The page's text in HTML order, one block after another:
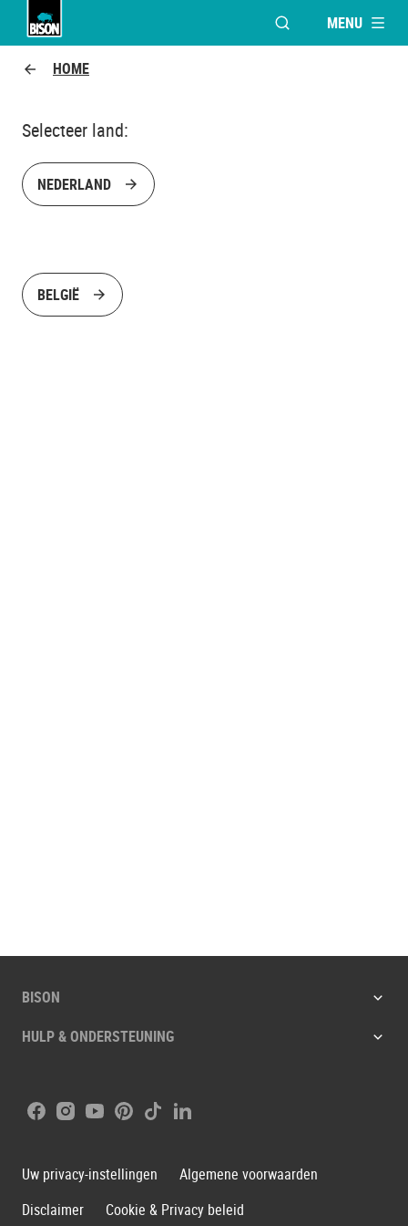
VENSTER OPENEN
MENU
HOME
Selecteer land:
NEDERLAND
BELGIË
BISON
HULP & ONDERSTEUNING
Facebook
Instagram
YoutubePinterest
TiktokLinkedIn
Uw privacy-instellingen
Algemene voorwaarden
Disclaimer
Cookie & Privacy beleid